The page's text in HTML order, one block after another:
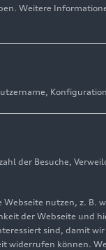
Weitere
der Besuche,
nutzen, z. B.
der Webseite und
sind, damit
widerrufen können.